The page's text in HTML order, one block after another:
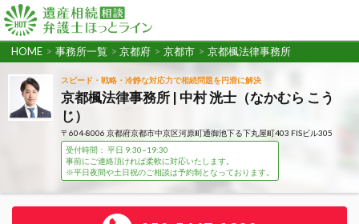
HOME > 事務所一覧 > 京都府 > 京都市 > 京都楓法律事務所
スピード・戦略・冷静な対応力で相続問題を円滑に解決
京都楓法律事務所 | 中村 洸士（なかむら こう
じ）
〒604-8006 京都府京都市中京区河原町通御池下る下丸屋町403 FISビル305
受付時間： 平日 9:30~19:30
事前にご連絡頂ければ柔軟に対応いたします。
※平日夜間や土日祝のご相談は予約制となっております。